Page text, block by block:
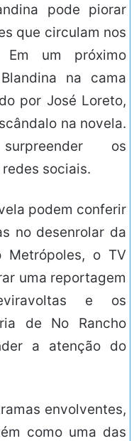
pode piorar
que circulam nos
Em um próximo
na cama
por José Loreto,
na novela.
os
sociais.
podem conferir
no desenrolar da
o TV
uma reportagem
e os
de No Rancho
a atenção do
envolventes,
como uma das